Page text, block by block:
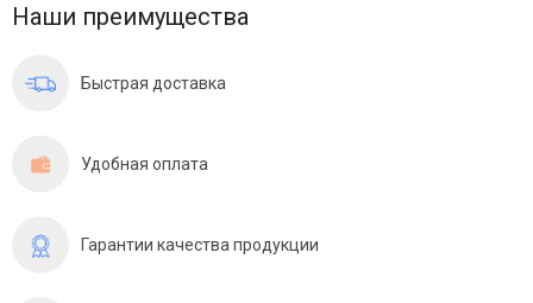
Наши преимущества
Быстрая доставка
Удобная оплата
Гарантии качества продукции